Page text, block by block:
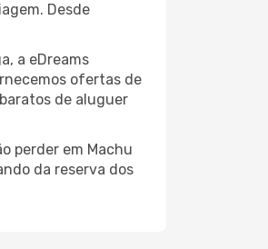
Desde
a eDreams
ofertas de
de aluguer
perder em Machu
da reserva dos